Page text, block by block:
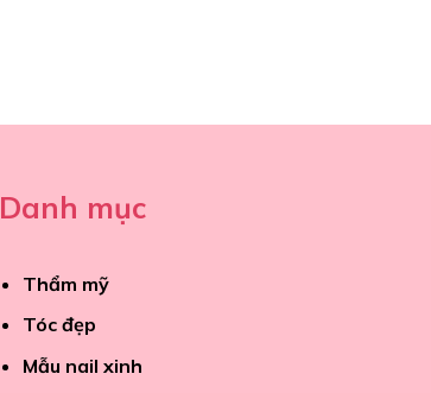
Danh mục
Thẩm mỹ
Tóc đẹp
Mẫu nail xinh